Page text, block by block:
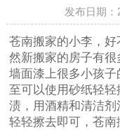
发布日期
苍南搬家的小李，
然新搬家的房子有很
墙面漆上很多小孩
至可以使用砂纸轻
渍，用酒精和清洁
轻轻擦去即可，苍